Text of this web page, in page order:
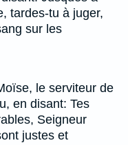
tardes-tu à juger,
sur les
le serviteur de
en disant: Tes
Seigneur
justes et